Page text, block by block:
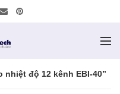
nhiệt độ 12 kênh EBI-40”